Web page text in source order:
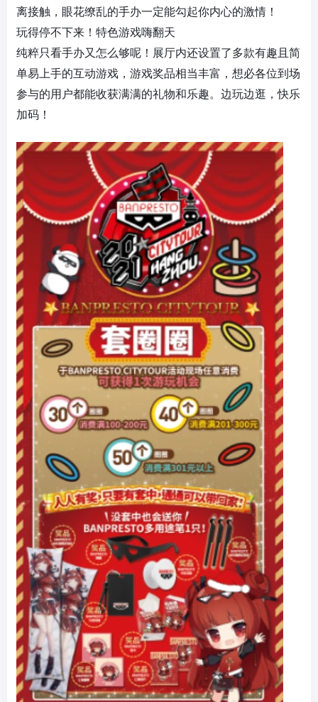
离接触，眼花缭乱的手办一定能勾起你内心的激情！
玩得停不下来！特色游戏嗨翻天
纯粹只看手办又怎么够呢！展厅内还设置了多款有趣且简
单易上手的互动游戏，游戏奖品相当丰富，想必各位到场
参与的用户都能收获满满的礼物和乐趣。边玩边逛，快乐
加码！